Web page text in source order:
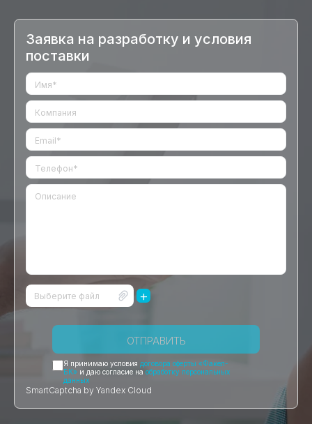
Заявка на разработку и условия
поставки
Выберите файл +
ОТПРАВИТЬ
Я принимаю условия договора оферты «Факел-
БК» и даю согласие на обработку персональных
данных
SmartCaptcha by Yandex Cloud